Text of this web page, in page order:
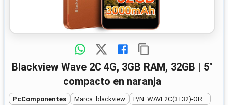
Blackview Wave 2C 4G, 3GB RAM, 32GB | 5"
compacto en naranja
PcComponentes Marca: blackview